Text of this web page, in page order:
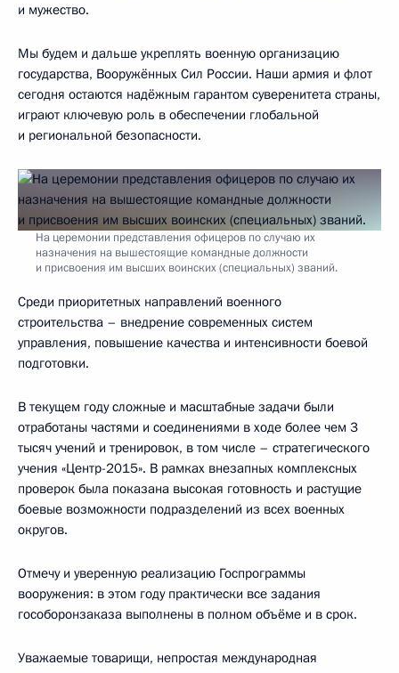
и мужество.
Мы будем и дальше укреплять военную организацию
государства, Вооружённых Сил России. Наши армия и флот
сегодня остаются надёжным гарантом суверенитета страны,
играют ключевую роль в обеспечении глобальной
и региональной безопасности.
На церемонии представления офицеров по случаю их
назначения на вышестоящие командные должности
и присвоения им высших воинских (специальных) званий.
Среди приоритетных направлений военного
строительства – внедрение современных систем
управления, повышение качества и интенсивности боевой
подготовки.
В текущем году сложные и масштабные задачи были
отработаны частями и соединениями в ходе более чем 3
тысяч учений и тренировок, в том числе – стратегического
учения «Центр-2015». В рамках внезапных комплексных
проверок была показана высокая готовность и растущие
боевые возможности подразделений из всех военных
округов.
Отмечу и уверенную реализацию Госпрограммы
вооружения: в этом году практически все задания
гособоронзаказа выполнены в полном объёме и в срок.
Уважаемые товарищи, непростая международная